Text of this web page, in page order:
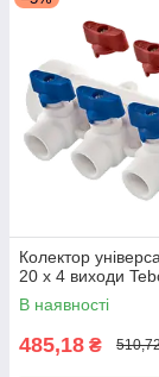
Колектор
20 х 4 виходи
В наявності
485,18 ₴